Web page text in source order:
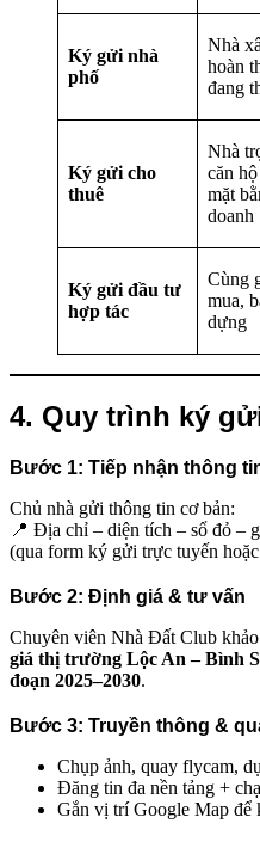
Ký gửi nhà
phố
Nhà
hoàn
đang
Ký gửi cho
thuê
Nhà
căn
mặt
doanh
Ký gửi đầu tư
hợp tác
Cùng
mua,
dựng
4. Quy trình ký
Bước 1: Tiếp nhận thông
Chủ nhà gửi thông tin cơ bản:
📍 Địa chỉ – diện tích – sổ đỏ –
(qua form ký gửi trực tuyến
Bước 2: Định giá & tư vấn
Chuyên viên Nhà Đất Club
giá thị trường Lộc An – Bình
đoạn 2025–2030.
Bước 3: Truyền thông &
Chụp ảnh, quay flycam,
Đăng tin đa nền tảng +
Gắn vị trí Google Map để